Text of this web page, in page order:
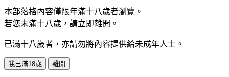
本部落格內容僅限年滿十八歲者瀏覽。
若您未滿十八歲，請立即離開。
已滿十八歲者，亦請勿將內容提供給未成年人士。
我已滿18歲 離開